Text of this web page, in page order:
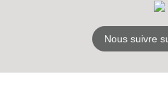
Nous suivre